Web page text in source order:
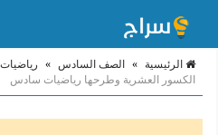
الرئيسية » الصف السادس » رياضيات
الكسور العشرية وطرحها رياضيات سادس